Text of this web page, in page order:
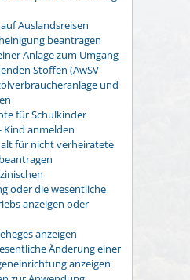
Auslandsreisen
beantragen
Anlage zum Umgang
Stoffen (AwSV-
und
für Schulkinder
Kind anmelden
für nicht verheiratete
oder die wesentliche
anzeigen oder
anzeigen
Änderung einer
anzeigen